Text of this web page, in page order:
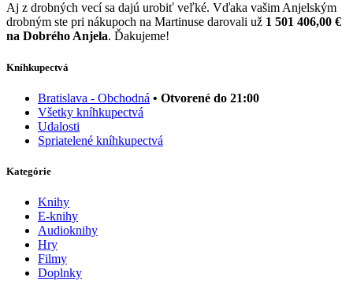
Aj z drobných vecí sa dajú urobiť veľké. Vďaka vašim Anjelským
drobným ste pri nákupoch na Martinuse darovali už 1 501 406,00 €
na Dobrého Anjela. Ďakujeme!
Kníhkupectvá
Bratislava - Obchodná • Otvorené do 21:00
Všetky kníhkupectvá
Udalosti
Spriatelené kníhkupectvá
Kategórie
Knihy
E-knihy
Audioknihy
Hry
Filmy
Doplnky